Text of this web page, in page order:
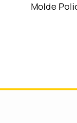
Molde